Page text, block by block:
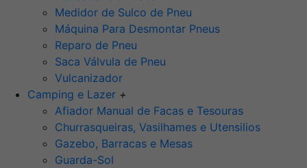
Medidor de Sulco de Pneu
Máquina Para Desmontar Pneus
Reparo de Pneu
Saca Válvula de Pneu
Vulcanizador
Camping e Lazer +
Afiador Manual de Facas e Tesouras
Churrasqueiras, Vasilhames e Utensilios
Gazebo, Barracas e Mesas
Guarda-Sol